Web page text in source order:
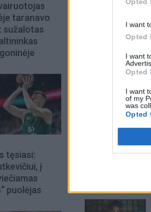
I want
Opted
I want
Opted
I want
of my
was
Opted
taranavo
sužalotas
tęsiasi:
į
puolėjas
Šiuo metu